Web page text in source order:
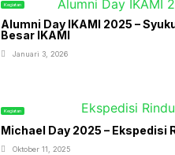
Kegiatan
Alumni Day IKAMI 2025 –
Besar IKAMI
Januari 3, 2026
Kegiatan
Michael Day 2025 – Ekspedisi
Oktober 11, 2025